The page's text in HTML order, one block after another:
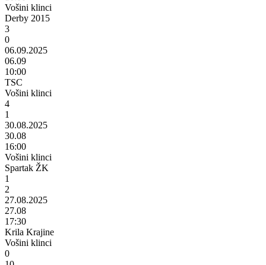
Vošini klinci
Derby 2015
3
0
06.09.2025
06.09
10:00
TSC
Vošini klinci
4
1
30.08.2025
30.08
16:00
Vošini klinci
Spartak ŽK
1
2
27.08.2025
27.08
17:30
Krila Krajine
Vošini klinci
0